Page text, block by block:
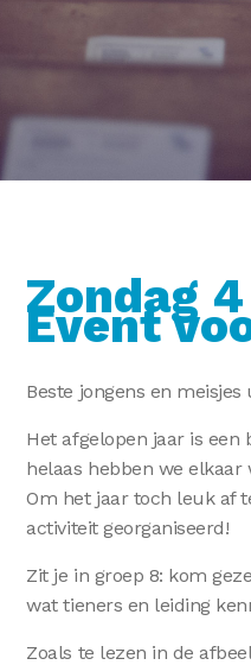
Zondag
Event
Beste jongens en meisjes
Het afgelopen jaar is een
helaas hebben we
Om het jaar toch leuk af
activiteit georganiseerd!
Zit je in groep 8: kom
wat tieners en leiding
Zoals te lezen in de